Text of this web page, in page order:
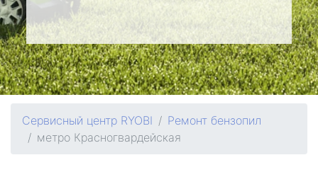
Сервисный центр RYOBI
Ремонт бензопил
метро Красногвардейская